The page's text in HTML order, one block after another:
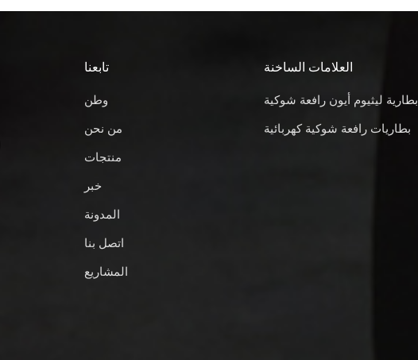
تابعنا
وطن
من نحن
منتجات
خبر
المدونة
اتصل بنا
المشاريع
العلامات الساخنة
بطارية ليثيوم أيون رافعة شوكية
بطاريات رافعة شوكية كهربائية